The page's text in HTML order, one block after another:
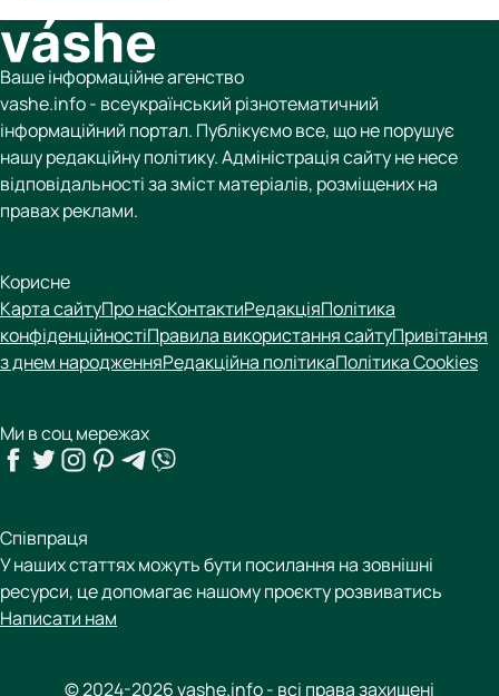
Ваше інформаційне агенство
vashe.info - всеукраїнський різнотематичний
інформаційний портал. Публікуємо все, що не порушує
нашу редакційну політику. Адміністрація сайту не несе
відповідальності за зміст матеріалів, розміщених на
правах реклами.
Корисне
Карта сайтуПро насКонтактиРедакціяПолітика
конфіденційностіПравила використання сайтуПривітання
з днем народженняРедакційна політикаПолітика Cookies
Ми в соц мережах
Співпраця
У наших статтях можуть бути посилання на зовнішні
ресурси, це допомагає нашому проєкту розвиватись
Написати нам
© 2024-2026 vashe.info - всі права захищені